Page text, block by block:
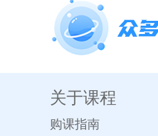
关于课程
购课指南